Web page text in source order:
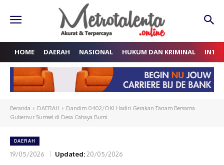
HOME DAERAH NASIONAL HUKUM DAN KRIMINAL
Beranda DAERAH
Dandim 0402/OKI Hadiri Gerakan Tanam Bersama
Gubernur Sumsel di Desa Cahaya Bumi
DAERAH
19/05/2026 Updated:20/05/2026